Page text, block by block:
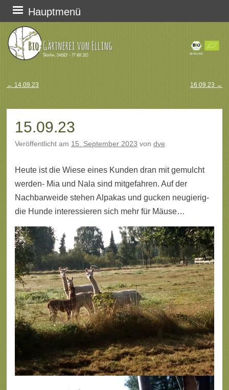
Hauptmenü
Zum
Inhalt
springen
← 14.09.23 16.09.23 →
15.09.23
Veröffentlicht am 15. September 2023 von dve
Heute ist die Wiese eines Kunden dran mit gemulcht
werden- Mia und Nala sind mitgefahren. Auf der
Nachbarweide stehen Alpakas und gucken neugierig-
die Hunde interessieren sich mehr für Mäuse…